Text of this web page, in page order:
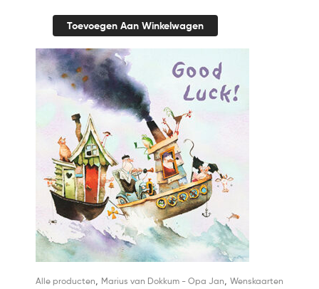
Toevoegen Aan Winkelwagen
Alle producten, Marius van Dokkum - Opa Jan, Wenskaarten